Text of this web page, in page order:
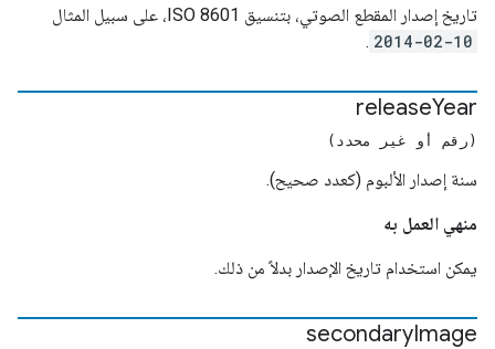
تاريخ إصدار المقطع الصوتي، بتنسيق ISO 8601، على سبيل المثال
2014-02-10
.
releaseYear
(رقم أو غير محدد)
سنة إصدار الألبوم (كعدد صحيح).
منهي العمل به
يمكن استخدام تاريخ الإصدار بدلاً من ذلك.
secondaryImage